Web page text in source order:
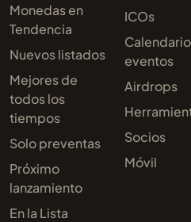
Monedas en
Tendencia
Nuevos listados
Mejores de
todos los
tiempos
Solo preventas
Próximo
lanzamiento
En la Lista
ICOs
eventos
Airdrops
Socios
Móvil